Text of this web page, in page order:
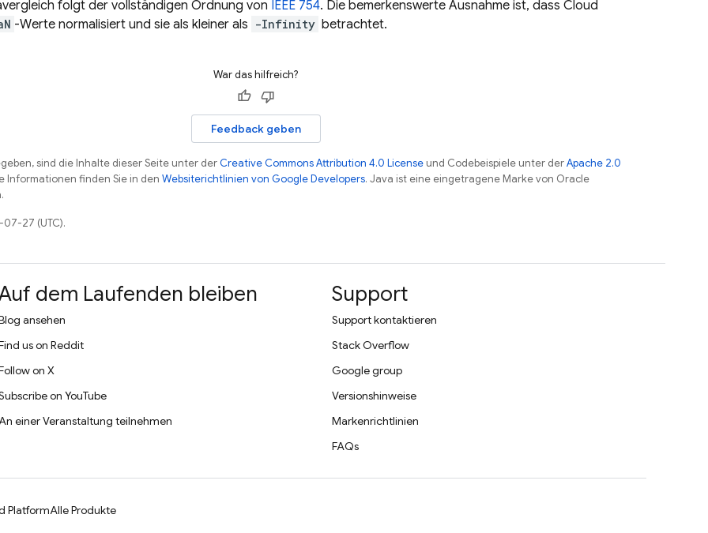
folgt der vollständigen Ordnung von IEEE 754. Die bemerkenswerte Ausnahme ist, dass Cloud
-Werte normalisiert und sie als kleiner als -Infinity betrachtet.
War das hilfreich?
Feedback geben
sind die Inhalte dieser Seite unter derCreative Commons Attribution 4.0 License und Codebeispiele unter derApache 2.0
Informationen finden Sie in den Websiterichtlinien von Google Developers. Java ist eine eingetragene Marke von Oracle
27 (UTC).
dem Laufenden bleiben
ansehen
us on Reddit
on X
on YouTube
einer Veranstaltung teilnehmen
Support
Support kontaktieren
Stack Overflow
Google group
Versionshinweise
Markenrichtlinien
FAQs
PlatformAlle Produkte